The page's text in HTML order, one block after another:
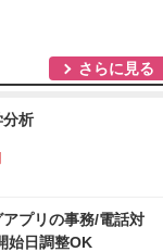
さらに見る
分析
プリの事務/電話対
始日調整OK